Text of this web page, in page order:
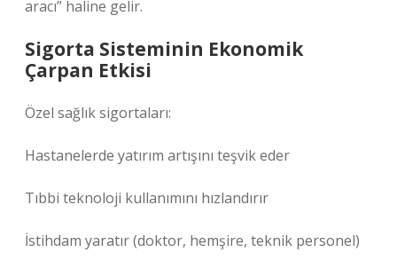
aracı” haline gelir.
Sigorta Sisteminin Ekonomik
Çarpan Etkisi
Özel sağlık sigortaları:
Hastanelerde yatırım artışını teşvik eder
Tıbbi teknoloji kullanımını hızlandırır
İstihdam yaratır (doktor, hemşire, teknik personel)